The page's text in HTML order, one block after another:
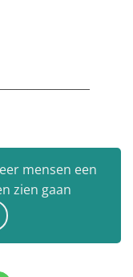
mensen een
zien gaan